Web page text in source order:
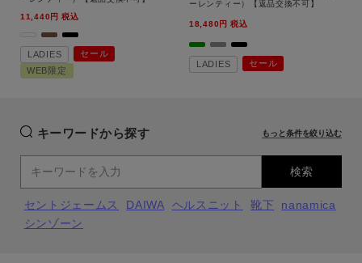
11,440
税込
LADIES
セール
WEB限定
ーレンティー）【返品交換不可】
18,480 税込
LADIES セール
キーワードから探す もっと条件を絞り込む
検索
セントジェームス DAIWA ヘルスニット 靴下
nanamica
シンゾーン